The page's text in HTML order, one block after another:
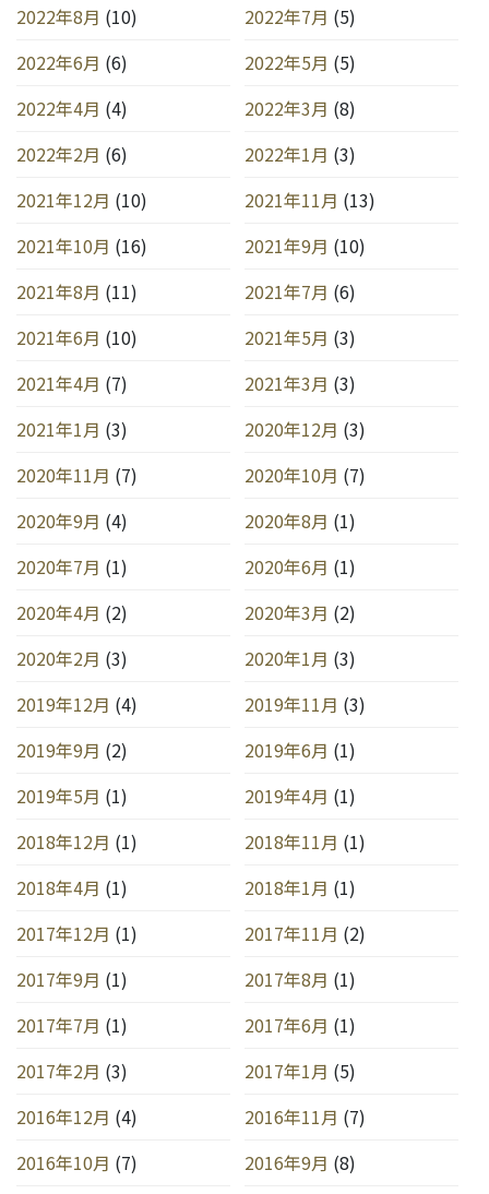
2022年8月 (10) 2022年7月 (5)
2022年6月 (6) 2022年5月 (5)
2022年4月 (4) 2022年3月 (8)
2022年2月 (6) 2022年1月 (3)
2021年12月 (10) 2021年11月 (13)
2021年10月 (16) 2021年9月 (10)
2021年8月 (11) 2021年7月 (6)
2021年6月 (10) 2021年5月 (3)
2021年4月 (7) 2021年3月 (3)
2021年1月 (3) 2020年12月 (3)
2020年11月 (7) 2020年10月 (7)
2020年9月 (4) 2020年8月 (1)
2020年7月 (1) 2020年6月 (1)
2020年4月 (2) 2020年3月 (2)
2020年2月 (3) 2020年1月 (3)
2019年12月 (4) 2019年11月 (3)
2019年9月 (2) 2019年6月 (1)
2019年5月 (1) 2019年4月 (1)
2018年12月 (1) 2018年11月 (1)
2018年4月 (1) 2018年1月 (1)
2017年12月 (1) 2017年11月 (2)
2017年9月 (1) 2017年8月 (1)
2017年7月 (1) 2017年6月 (1)
2017年2月 (3) 2017年1月 (5)
2016年12月 (4) 2016年11月 (7)
2016年10月 (7) 2016年9月 (8)